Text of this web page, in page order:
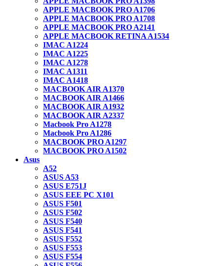
APPLE MACBOOK PRO A1706
APPLE MACBOOK PRO A1708
APPLE MACBOOK PRO A2141
APPLE MACBOOK RETINA A1534
IMAC A1224
IMAC A1225
IMAC A1278
IMAC A1311
IMAC A1418
MACBOOK AIR A1370
MACBOOK AIR A1466
MACBOOK AIR A1932
MACBOOK AIR A2337
Macbook Pro A1278
Macbook Pro A1286
MACBOOK PRO A1297
MACBOOK PRO A1502
Asus
A52
ASUS A53
ASUS E751J
ASUS EEE PC X101
ASUS F501
ASUS F502
ASUS F540
ASUS F541
ASUS F552
ASUS F553
ASUS F554